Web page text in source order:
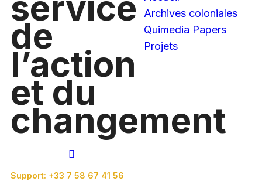
de
l’action
et du
changement
Support: +33 7 58 67 41 56
Archives coloniales
Quimedia Papers
Projets